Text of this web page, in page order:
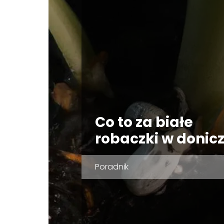
Co to za białe
robaczki w
Poradnik